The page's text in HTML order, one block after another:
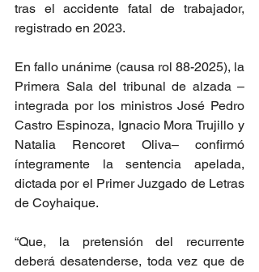
tras el accidente fatal de trabajador,
registrado en 2023.
En fallo unánime (causa rol 88-2025), la
Primera Sala del tribunal de alzada –
integrada por los ministros José Pedro
Castro Espinoza, Ignacio Mora Trujillo y
Natalia Rencoret Oliva– confirmó
íntegramente la sentencia apelada,
dictada por el Primer Juzgado de Letras
de Coyhaique.
“Que, la pretensión del recurrente
deberá desatenderse, toda vez que de